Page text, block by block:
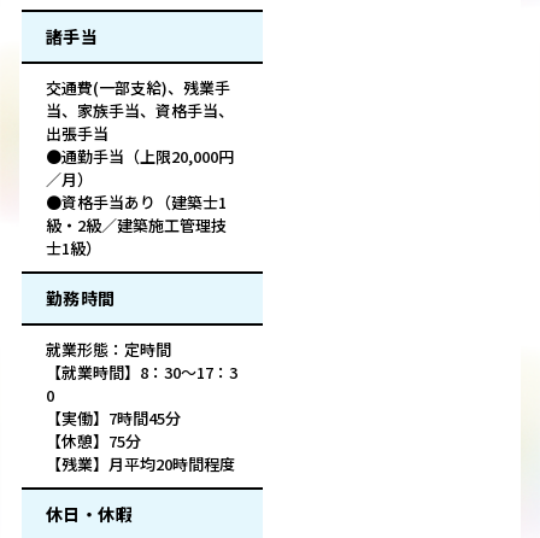
諸手当
交通費(一部支給)、残業手
当、家族手当、資格手当、
出張手当
●通勤手当（上限20,000円
／月）
●資格手当あり（建築士1
級・2級／建築施工管理技
士1級）
勤務時間
就業形態：定時間
【就業時間】8：30～17：3
0
【実働】7時間45分
【休憩】75分
【残業】月平均20時間程度
休日・休暇